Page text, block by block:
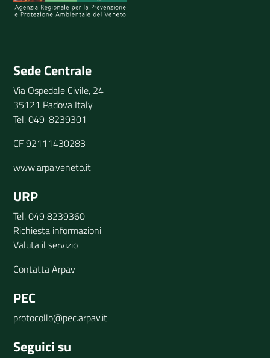
Sede Centrale
Via Ospedale Civile, 24
35121 Padova Italy
Tel. 049-8239301
CF 92111430283
www.arpa.veneto.it
URP
Tel. 049 8239360
Richiesta informazioni
Valuta il servizio
Contatta Arpav
PEC
protocollo@pec.arpav.it
Seguici su